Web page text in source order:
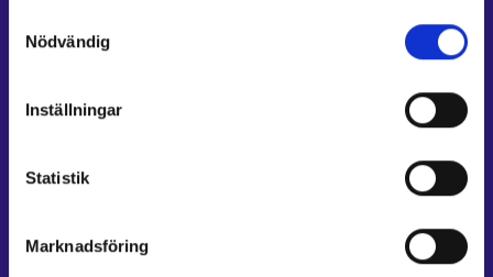
Cookies
Nödvändig
Inställningar
Statistik
Marknadsföring
Lediga arbetsplatser
Kontaktuppgifter till sysselsättningsområden
Information om utkomstskydd för arbetslösa